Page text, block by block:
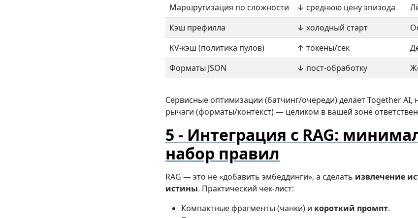
Маршрутизация по сложности
↓ среднюю цену эпизода
Кэш префилла
↓ холодный старт
KV-кэш (политика пулов)
↑ токены/сек
Форматы JSON
↓ пост-обработку
Сервисные оптимизации (батчинг/очереди) делает Together AI,
рычаги (форматы/контекст) — целиком в вашей зоне
Интеграция с RAG:
набор правил
RAG — это не «добавить эмбеддинги», а сделать извлечение
истины. Практический чек-лист:
Компактные фрагменты (чанки) и короткий промпт.